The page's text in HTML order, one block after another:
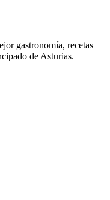
gastronomía, recetas
de Asturias.